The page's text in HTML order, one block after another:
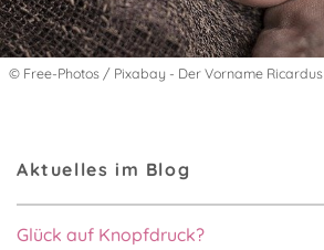
© Free-Photos / Pixabay - Der Vorname Ricardus
Aktuelles im Blog
Glück auf Knopfdruck?